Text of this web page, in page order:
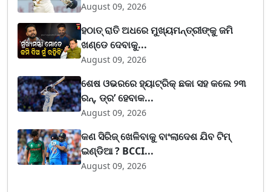
August 09, 2026
ହଠାତ୍ ରାତି ଅଧରେ ମୁଖ୍ୟମନ୍ତ୍ରୀଙ୍କୁ ଜମି
ଖଣ୍ଡେ ଦେବାକୁ...
August 09, 2026
ଶେଷ ଓଭରରେ ହ୍ୟାଟ୍ରିକ୍ ଛକା ସହ କଲେ ୨୩
ରନ୍, ଡ୍ର’ ହେବାକ...
August 09, 2026
କଣ ସିରିଜ୍ ଖେଳିବାକୁ ବାଂଲାଦେଶ ଯିବ ଟିମ୍
ଇଣ୍ଡିଆ ? BCCI...
August 09, 2026